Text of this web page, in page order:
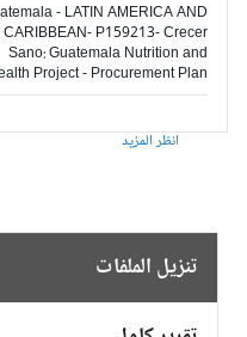
Guatemala - LATIN AMERICA AND
CARIBBEAN- P159213- Crecer
Sano: Guatemala Nutrition and
Health Project - Procurement Plan
انظر المزيد
تنزيل الملفات